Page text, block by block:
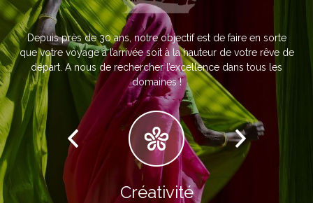
Depuis près de 30 ans, notre objectif est de faire en sorte
que votre voyage à l’arrivée soit à la hauteur de votre rêve de
départ. A nous de rechercher l’excellence dans tous les
domaines !
Créativité